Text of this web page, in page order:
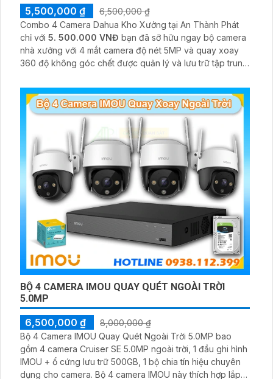
5,500,000 ₫
6,500,000 ₫
Combo 4 Camera Dahua Kho Xưởng tại An Thành Phát
chỉ với 5. 500.000 VNĐ bạn đã sỡ hữu ngay bộ camera
nhà xưởng với 4 mắt camera độ nét 5MP và quay xoay
360 độ không góc chết được quản lý và lưu trữ tập trung
BỘ 4 CAMERA IMOU QUAY QUÉT NGOÀI TRỜI
5.0MP
6,500,000 ₫
8,000,000 ₫
Bộ 4 Camera IMOU Quay Quét Ngoài Trời 5.0MP bao
gồm 4 camera Cruiser SE 5.0MP ngoài trời, 1 đầu ghi hình
IMOU + ổ cứng lưu trữ 500GB, 1 bộ chia tín hiệu chuyên
dụng cho camera. Bộ 4 camera IMOU này thích hợp lắp